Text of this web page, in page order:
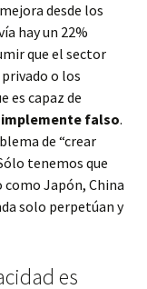
desde los
hay un 22%
que el sector
o los
es capaz de
falso.
de “crear
tenemos que
como Japón, China
solo perpetúan y
es